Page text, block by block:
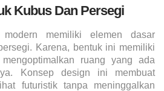
Kubus Dan Persegi
modern memiliki elemen dasar
Karena, bentuk ini memiliki
ruang yang ada
Konsep design ini membuat
futuristik tanpa meninggalkan